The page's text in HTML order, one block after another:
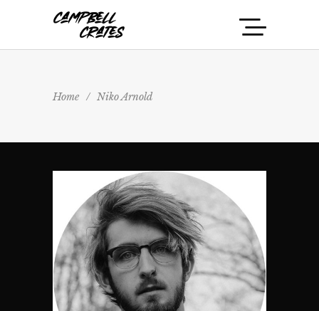
Home / Niko Arnold